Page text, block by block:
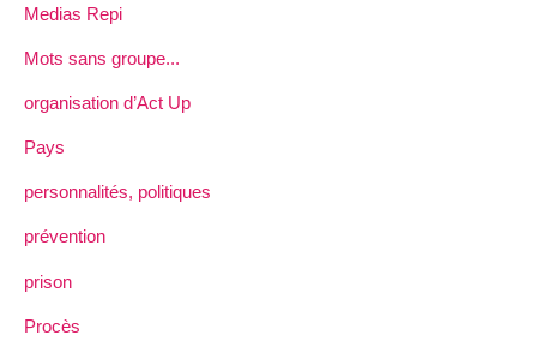
Medias Repi
Mots sans groupe...
organisation d’Act Up
Pays
personnalités, politiques
prévention
prison
Procès